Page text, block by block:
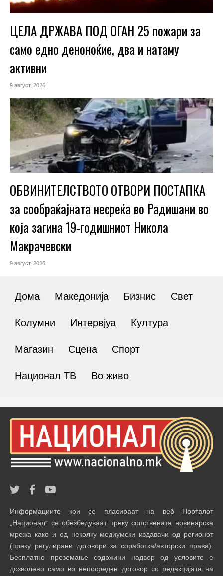
ЦЕЛА ДРЖАВА ПОД ОГАН 25 пожари за
само едно деноноќие, два и натаму
активни
9 август, 2026
ОБВИНИТЕЛСТВОТО ОТВОРИ ПОСТАПКА
за сообраќајната несреќа во Радишани во
која загина 19-годишниот Никола
Макрачевски
9 август, 2026
Дома Македонија Бизнис Свет
Колумни Интервјуа Култура
Магазин Сцена Спорт
Национал ТВ Во живо
Информациите кои се пласираат на веб Порталот
„Национал“ се обезбедуваат преку сопствената новинарска
мрежа како и од неколку медиумски издавачи од регионот
(преку регулирани договори за соработка/авторски права).
Бесплатно преземање содржини надвор од условите е
дозволено само во непосреден договор со редакцијата на